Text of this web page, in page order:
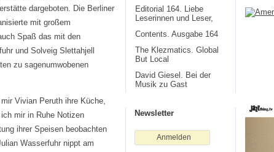
dargeboten. Die Berliner
mit großem
Spaß das mit den
und Solveig Slettahjell
zu sagenumwobenen
Vivian Peruth ihre Küche,
mir in Ruhe Notizen
ihrer Speisen beobachten
Wasserfuhr nippt am
Editorial 164. Liebe
Leserinnen und Leser,
Contents. Ausgabe 164
The Klezmatics. Global
But Local
David Giesel. Bei der
Musik zu Gast
Newsletter
Anmelden